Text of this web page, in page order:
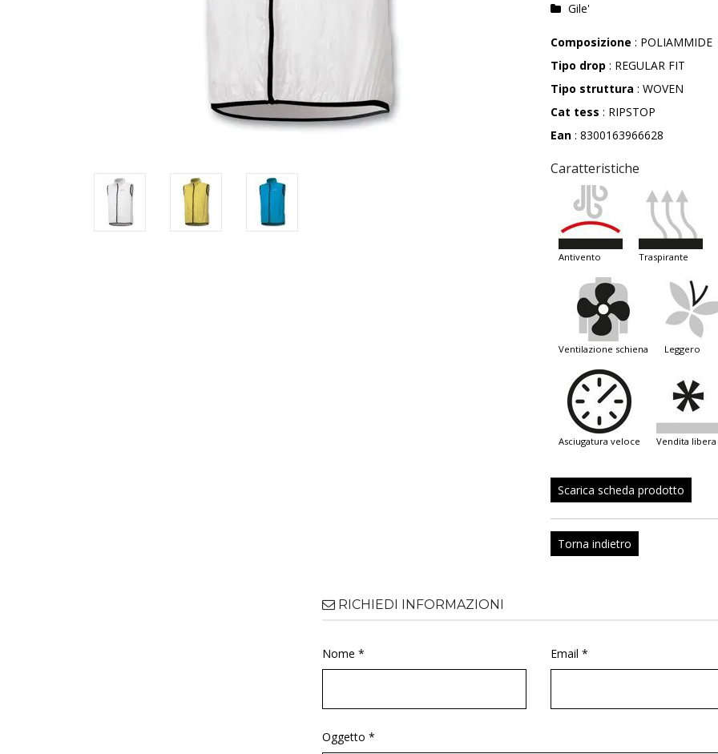
Gile'
Composizione : POLIAMMIDE
Tipo drop : REGULAR FIT
Tipo struttura : WOVEN
Cat tess : RIPSTOP
Ean : 8300163966628
Caratteristiche
antivento traspirante
ventilazione schiena leggero
asciugatura veloce vendita libera
Scarica scheda prodotto
Torna indietro
RICHIEDI INFORMAZIONI
Nome * Email *
Oggetto *